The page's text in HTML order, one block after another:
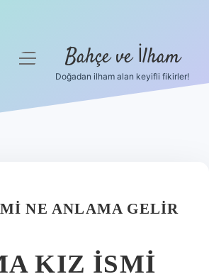
menüyü
Bahçe ve İlham
Doğadan ilham alan keyifli fikirler!
NE ANLAMA GELIR
KIZ ISMI